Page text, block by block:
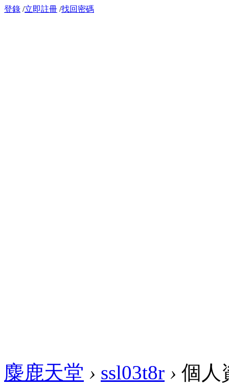
登錄 /立即註冊 /找回密碼
麋鹿天堂 › ssl03t8r › 個人